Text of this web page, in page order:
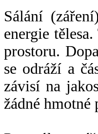
Sálání
energie
prostoru.
se odráží a
závisí na
žádné